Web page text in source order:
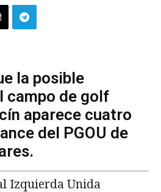
la posible
campo de golf
aparece cuatro
del PGOU de
Izquierda Unida